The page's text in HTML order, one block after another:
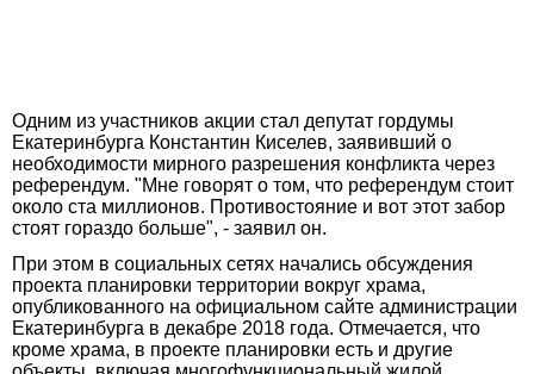
Одним из участников акции стал депутат гордумы
Екатеринбурга Константин Киселев, заявивший о
необходимости мирного разрешения конфликта через
референдум. "Мне говорят о том, что референдум стоит
около ста миллионов. Противостояние и вот этот забор
стоят гораздо больше", - заявил он.
При этом в социальных сетях начались обсуждения
проекта планировки территории вокруг храма,
опубликованного на официальном сайте администрации
Екатеринбурга в декабре 2018 года. Отмечается, что
кроме храма, в проекте планировки есть и другие